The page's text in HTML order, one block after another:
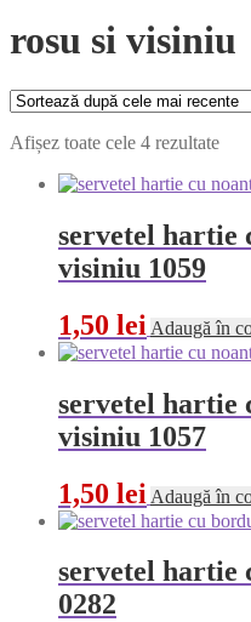
rosu si visiniu
Afișez toate cele 4 rezultate
cele
servetel hartie
visiniu 1059
1,50 lei Adaugă în
servetel hartie
visiniu 1057
1,50 lei Adaugă în
servetel hartie
0282